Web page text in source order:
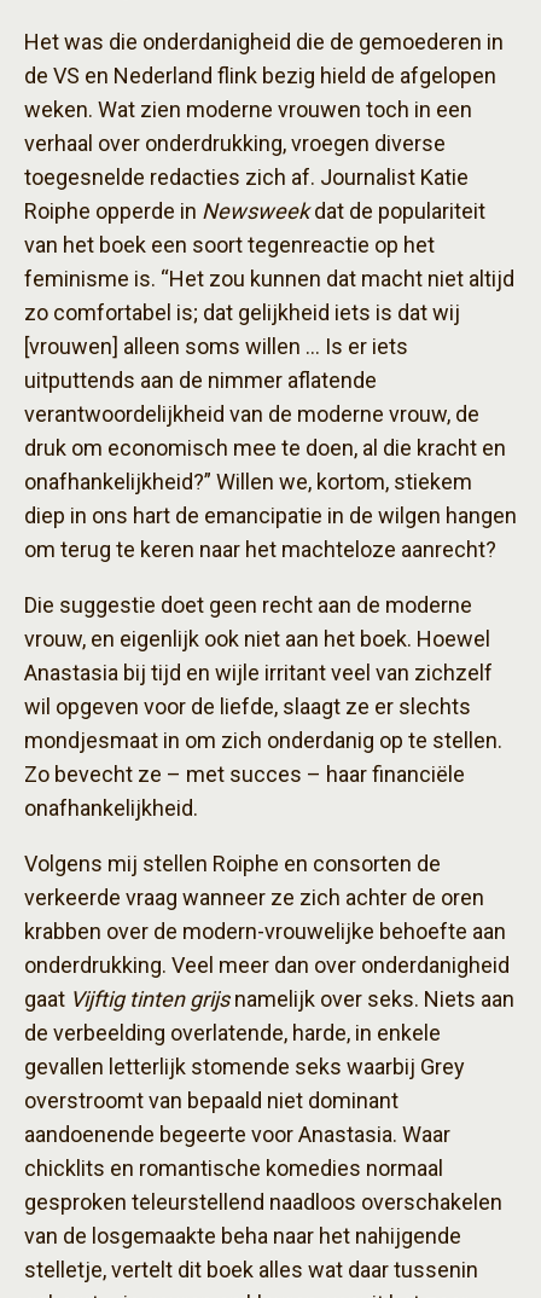
Het was die onderdanigheid die de gemoederen in
de VS en Nederland flink bezig hield de afgelopen
weken. Wat zien moderne vrouwen toch in een
verhaal over onderdrukking, vroegen diverse
toegesnelde redacties zich af. Journalist Katie
Roiphe opperde in Newsweekdat de populariteit
van het boek een soort tegenreactie op het
feminisme is. “Het zou kunnen dat macht niet altijd
zo comfortabel is; dat gelijkheid iets is dat wij
[vrouwen] alleen soms willen … Is er iets
uitputtends aan de nimmer aflatende
verantwoordelijkheid van de moderne vrouw, de
druk om economisch mee te doen, al die kracht en
onafhankelijkheid?” Willen we, kortom, stiekem
diep in ons hart de emancipatie in de wilgen hangen
om terug te keren naar het machteloze aanrecht?
Die suggestie doet geen recht aan de moderne
vrouw, en eigenlijk ook niet aan het boek. Hoewel
Anastasia bij tijd en wijle irritant veel van zichzelf
wil opgeven voor de liefde, slaagt ze er slechts
mondjesmaat in om zich onderdanig op te stellen.
Zo bevecht ze – met succes – haar financiële
onafhankelijkheid.
Volgens mij stellen Roiphe en consorten de
verkeerde vraag wanneer ze zich achter de oren
krabben over de modern-vrouwelijke behoefte aan
onderdrukking. Veel meer dan over onderdanigheid
gaat Vijftig tinten grijsnamelijk over seks. Niets aan
de verbeelding overlatende, harde, in enkele
gevallen letterlijk stomende seks waarbij Grey
overstroomt van bepaald niet dominant
aandoenende begeerte voor Anastasia. Waar
chicklits en romantische komedies normaal
gesproken teleurstellend naadloos overschakelen
van de losgemaakte beha naar het nahijgende
stelletje, vertelt dit boek alles wat daar tussenin